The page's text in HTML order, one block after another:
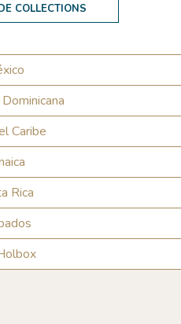
COLLECTIONS
Caribe
Rica